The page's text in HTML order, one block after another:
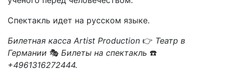
Спектакль идет на русском языке.
Билетная касса Artist Production 👉 Театр в
Германии 🎭 Билеты на спектакль ☎️
+4961316272444.